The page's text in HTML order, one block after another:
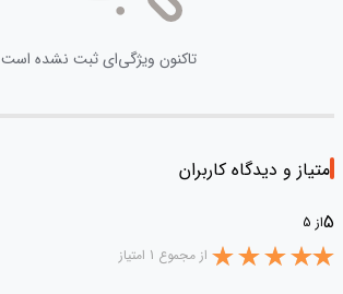
تاکنون ویژگی‌ای ثبت نشده است
امتیاز و دیدگاه کاربران
5از 5
از مجموع 1 امتیاز